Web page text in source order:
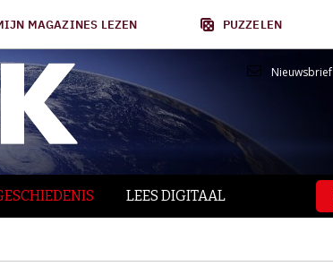
MAGAZINES LEZEN PUZZELEN
Nieuwsbrief
LEES DIGITAAL